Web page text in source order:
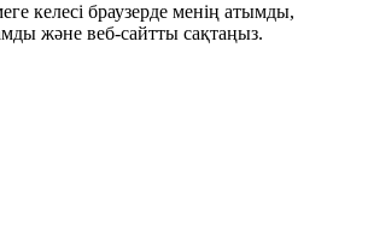
келесі браузерде менің атымды,
және веб-сайтты сақтаңыз.